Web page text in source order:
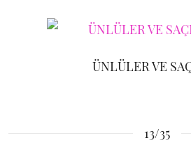
ÜNLÜLER VE
13/35